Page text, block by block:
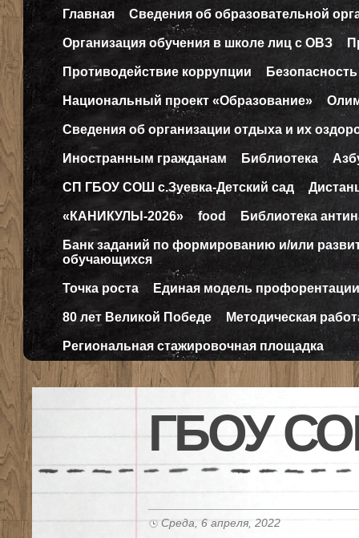
Главная Сведения об образовательной
Организация обучения в школе лиц с ОВЗ
Противодействие коррупции Безопасность
Национальный проект «Образование»
Сведения об организации отдыха и их
Иностранным гражданам Библиотека
СП ГБОУ СОШ с.Зуевка-Детский сад
«КАНИКУЛЫ-2026» food Библиотека
Банк заданий по формированию и/или
обучающихся
Точка роста Единая модель профорентации
80 лет Великой Победе Методическая
Региональная стажировочная площадка
ГБОУ
Среда, 6 апреля, 2022